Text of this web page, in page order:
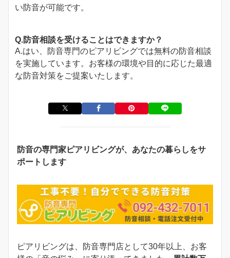
い防音が可能です。
Q.防音相談を受けることはできますか？
A.はい、防音専門のピアリビングでは無料の防音相談
を実施しています。お客様の環境や目的に応じた最適
な防音対策をご提案いたします。
防音の専門家ピアリビングが、あなたの暮らしをサ
ポートします
ピアリビングは、防音専門店として30年以上、お客